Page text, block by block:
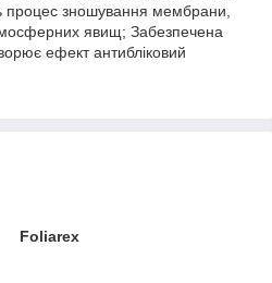
процес зношування мембрани,
явищ; Забезпечена
ефект антибліковий
Foliarex